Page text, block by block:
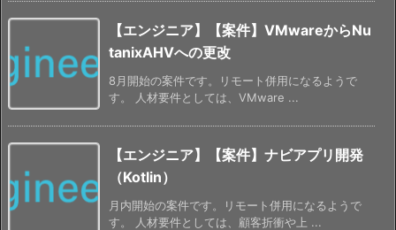
【エンジニア】【案件】VMwareからNu
tanixAHVへの更改
8月開始の案件です。リモート併用になるようで
す。 人材要件としては、VMware ...
【エンジニア】【案件】ナビアプリ開発
（Kotlin）
月内開始の案件です。リモート併用になるようで
す。 人材要件としては、顧客折衝や上 ...